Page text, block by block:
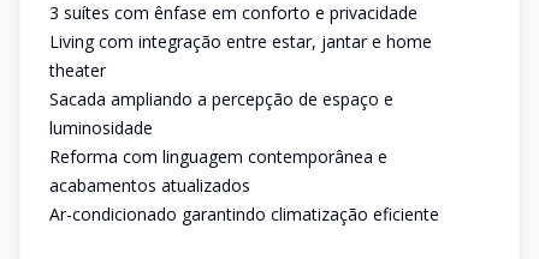
3 suítes com ênfase em conforto e privacidade
Living com integração entre estar, jantar e home
theater
Sacada ampliando a percepção de espaço e
luminosidade
Reforma com linguagem contemporânea e
acabamentos atualizados
Ar-condicionado garantindo climatização eficiente